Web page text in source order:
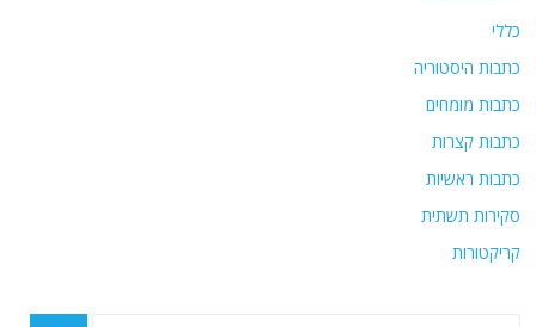
כללי
כתבות היסטוריה
כתבות מומחים
כתבות קצרות
כתבות ראשיות
סקירות תשתית
קריקטורות